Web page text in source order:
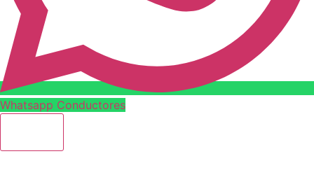
Whatsapp Conductores